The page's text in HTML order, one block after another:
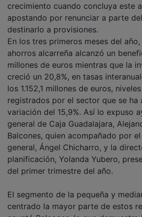
apostando por renunciar a parte
destinarlo a provisiones.
En los tres primeros meses del año,
ahorros alcarreña alcanzó un
millones de euros mientras que la
creció un 20,8%, en tasas
los 1.152,1 millones de euros,
registrados por el sector que se ha
variación del 15,9%. Así lo expuso
general de Caja Guadalajara,
Balcones, quien acompañado por el
general, Ángel Chicharro, y la
planificación, Yolanda Yubero,
del primer trimestre del año.
centrado la mayor parte de estos
apuntó Balcones, lo que demuestra